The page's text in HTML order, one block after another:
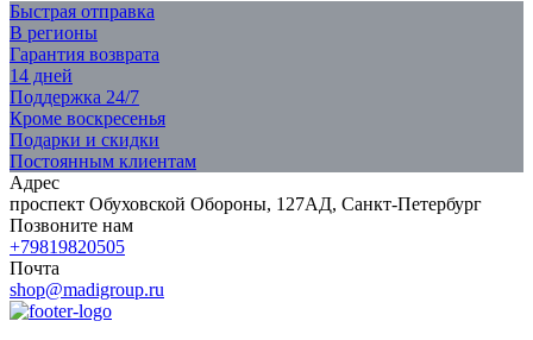
Быстрая отправка
В регионы
Гарантия возврата
14 дней
Поддержка 24/7
Кроме воскресенья
Подарки и скидки
Постоянным клиентам
Адрес
проспект Обуховской Обороны, 127АД, Санкт-Петербург
Позвоните нам
+79819820505
Почта
shop@madigroup.ru